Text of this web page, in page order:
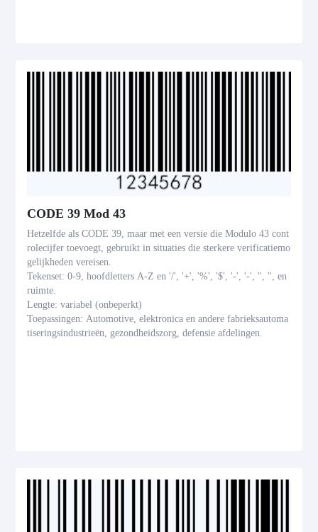
CODE 39 Mod 43
Hetzelfde als CODE 39, maar met een versie die Modulo 43 cont
rolecijfer toevoegt, gebruikt in situaties die sterkere verificatiemo
gelijkheden vereisen.
Tekenset: 0-9, hoofdletters A-Z en '/', '+', '%', '$', '-', '-', '', '', en
ruimte.
Lengte: variabel (onbeperkt)
Toepassingen: Automotive, elektronica en andere fabrieksautoma
tiseringsindustrieën, gezondheidszorg, defensie afdelingen.